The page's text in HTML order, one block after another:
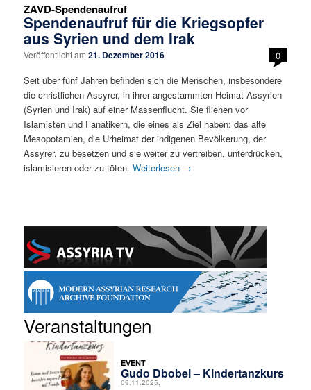
ZAVD-Spendenaufruf
Spendenaufruf für die Kriegsopfer
aus Syrien und dem Irak
Veröffentlicht am21. Dezember 2016
0
Seit über fünf Jahren befinden sich die Menschen, insbesondere
die christlichen Assyrer, in ihrer angestammten Heimat Assyrien
(Syrien und Irak) auf einer Massenflucht. Sie fliehen vor
Islamisten und Fanatikern, die eines als Ziel haben: das alte
Mesopotamien, die Urheimat der indigenen Bevölkerung, der
Assyrer, zu besetzen und sie weiter zu vertreiben, unterdrücken,
islamisieren oder zu töten.Weiterlesen →
Veranstaltungen
EVENT
Gudo Dbobel – Kindertanzkurs
09.11.2025,